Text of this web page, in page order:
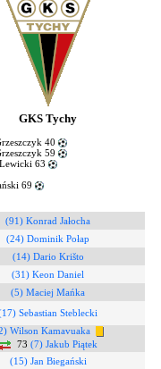
GKS Tychy
40
59
63
69
(91) Konrad Jałocha
(24) Dominik Połap
(14) Dario Krišto
(31) Keon Daniel
(5) Maciej Mańka
Sebastian Steblecki
Wilson Kamavuaka
73 (7) Jakub Piątek
(15) Jan Biegański